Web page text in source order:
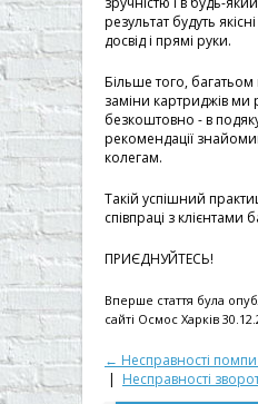
результат будуть
досвід і прямі руки.
Більше того, багатьом
заміни картриджів
безкоштовно - в
рекомендації
колегам.
Такій успішний
співпраці з клієнтами
ПРИЄДНУЙТЕСЬ!
Вперше стаття була
сайті Осмос Харків
← Несправності
| Несправності